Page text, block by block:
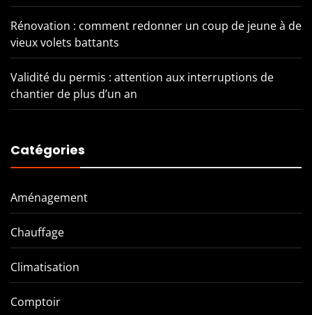
Rénovation : comment redonner un coup de jeune à de
vieux volets battants
Validité du permis : attention aux interruptions de
chantier de plus d’un an
Catégories
Aménagement
Chauffage
Climatisation
Comptoir